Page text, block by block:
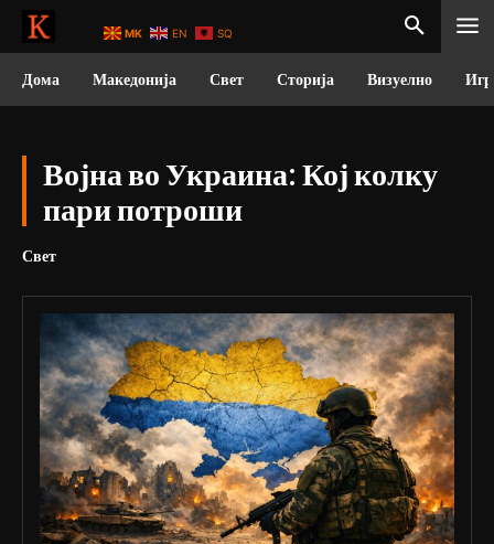
Дома Македонија Свет Сторија Визуелно
Војна во Украина: Кој колку
пари потроши
Свет
MK EN SQ